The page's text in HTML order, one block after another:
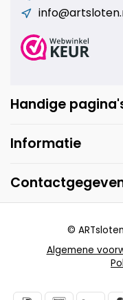
Handige
Informatie
Algemene
©